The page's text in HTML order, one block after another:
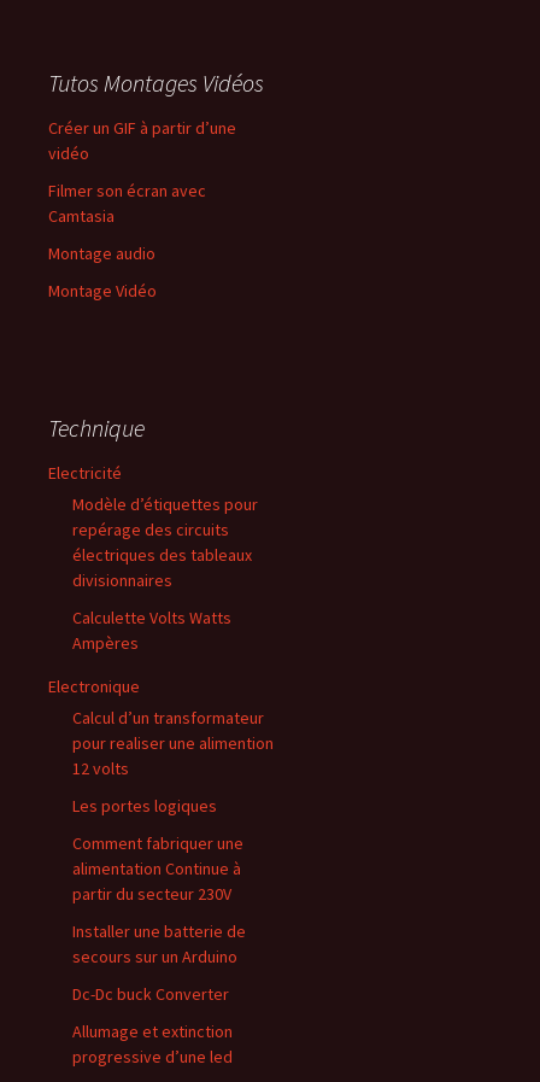
Tutos Montages Vidéos
Créer un GIF à partir d’une
vidéo
Filmer son écran avec
Camtasia
Montage audio
Montage Vidéo
Technique
Electricité
Modèle d’étiquettes pour
repérage des circuits
électriques des tableaux
divisionnaires
Calculette Volts Watts
Ampères
Electronique
Calcul d’un transformateur
pour realiser une alimention
12 volts
Les portes logiques
Comment fabriquer une
alimentation Continue à
partir du secteur 230V
Installer une batterie de
secours sur un Arduino
Dc-Dc buck Converter
Allumage et extinction
progressive d’une led